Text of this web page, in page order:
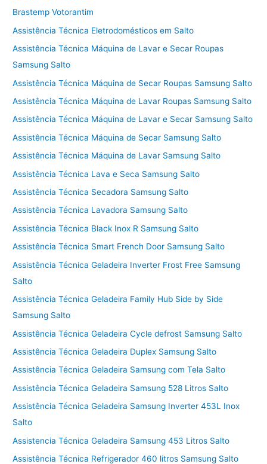
Brastemp Votorantim
Assistência Técnica Eletrodomésticos em Salto
Assistência Técnica Máquina de Lavar e Secar Roupas
Samsung Salto
Assistência Técnica Máquina de Secar Roupas Samsung Salto
Assistência Técnica Máquina de Lavar Roupas Samsung Salto
Assistência Técnica Máquina de Lavar e Secar Samsung Salto
Assistência Técnica Máquina de Secar Samsung Salto
Assistência Técnica Máquina de Lavar Samsung Salto
Assistência Técnica Lava e Seca Samsung Salto
Assistência Técnica Secadora Samsung Salto
Assistência Técnica Lavadora Samsung Salto
Assistência Técnica Black Inox R Samsung Salto
Assistência Técnica Smart French Door Samsung Salto
Assistência Técnica Geladeira Inverter Frost Free Samsung
Salto
Assistência Técnica Geladeira Family Hub Side by Side
Samsung Salto
Assistência Técnica Geladeira Cycle defrost Samsung Salto
Assistência Técnica Geladeira Duplex Samsung Salto
Assistência Técnica Geladeira Samsung com Tela Salto
Assistência Técnica Geladeira Samsung 528 Litros Salto
Assistência Técnica Geladeira Samsung Inverter 453L Inox
Salto
Assistencia Técnica Geladeira Samsung 453 Litros Salto
Assistência Técnica Refrigerador 460 litros Samsung Salto